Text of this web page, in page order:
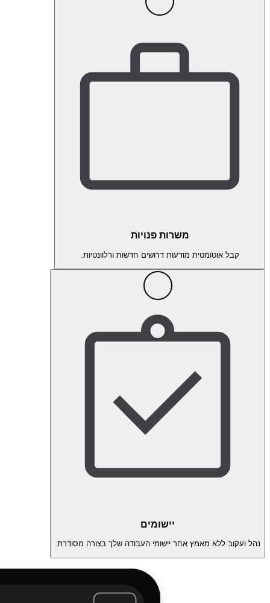
משרות פנויות
קבל אוטומטית מודעות דרושים חדשות ורלוונטיות.
יישומים
נהל ועקוב ללא מאמץ אחר יישומי העבודה שלך בצורה מסודרת.